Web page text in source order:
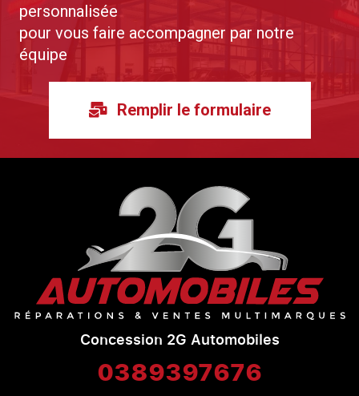
personnalisée
pour vous faire accompagner par notre
équipe
Remplir le formulaire
Concession 2G Automobiles
0389397676